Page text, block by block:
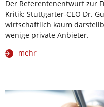
Der Referentenentwurf zur
Kritik: Stuttgarter-CEO Dr.
wirtschaftlich kaum
wenige private Anbieter.
mehr